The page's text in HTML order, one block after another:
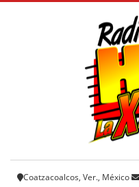
Coatzacoalcos, Ver., México